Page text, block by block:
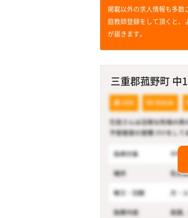
掲載以外の求人情報も多数
庭教師登録をして頂くと、
が届きます。
三重郡菰野町 中